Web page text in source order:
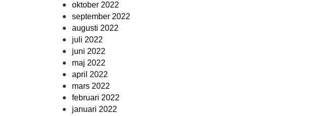
oktober 2022
september 2022
augusti 2022
juli 2022
juni 2022
maj 2022
april 2022
mars 2022
februari 2022
januari 2022